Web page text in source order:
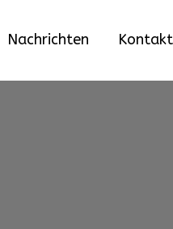
Nachrichten Kontakt